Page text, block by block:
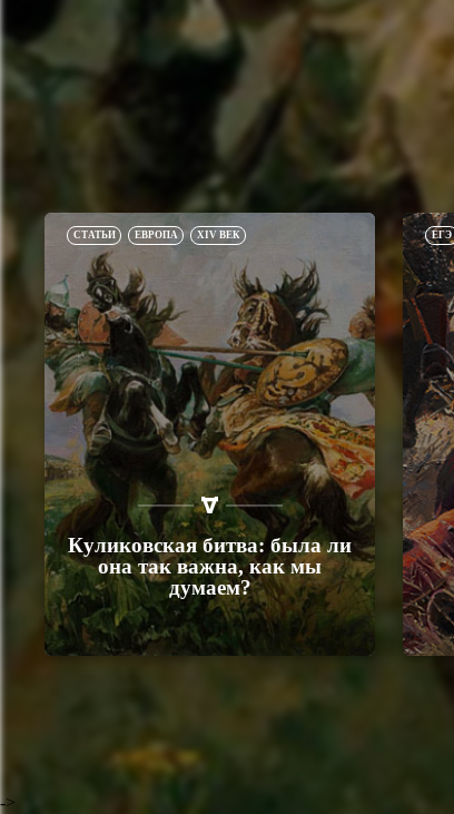
СТАТЬИ ЕВРОПА XIV ВЕК
Куликовская битва: была ли
она так важна, как мы
думаем?
ЕГЭ
->